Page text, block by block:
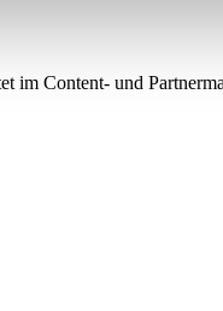
Content- und